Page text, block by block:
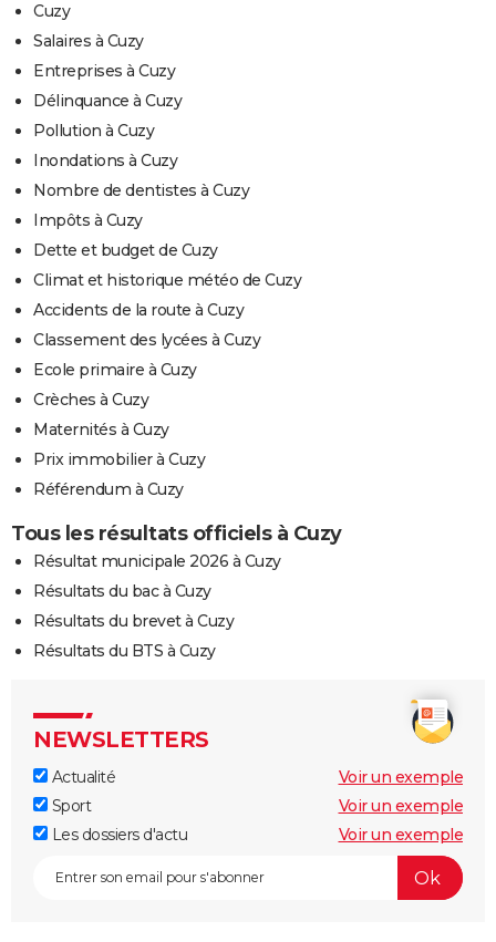
Cuzy
Salaires à Cuzy
Entreprises à Cuzy
Délinquance à Cuzy
Pollution à Cuzy
Inondations à Cuzy
Nombre de dentistes à Cuzy
Impôts à Cuzy
Dette et budget de Cuzy
Climat et historique météo de Cuzy
Accidents de la route à Cuzy
Classement des lycées à Cuzy
Ecole primaire à Cuzy
Crèches à Cuzy
Maternités à Cuzy
Prix immobilier à Cuzy
Référendum à Cuzy
Tous les résultats officiels à Cuzy
Résultat municipale 2026 à Cuzy
Résultats du bac à Cuzy
Résultats du brevet à Cuzy
Résultats du BTS à Cuzy
NEWSLETTERS
Actualité
Voir un exemple
Sport
Voir un exemple
Les dossiers d'actu
Voir un exemple